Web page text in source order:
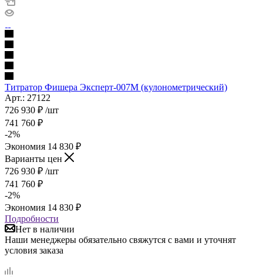
Титратор Фишера Эксперт-007М (кулонометрический)
Арт.: 27122
726 930 ₽ /шт
741 760 ₽
-2%
Экономия 14 830 ₽
Варианты цен
726 930 ₽ /шт
741 760 ₽
-2%
Экономия 14 830 ₽
Подробности
Нет в наличии
Наши менеджеры обязательно свяжутся с вами и уточнят
условия заказа